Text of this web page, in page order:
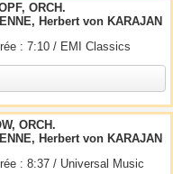
ORCH.
Herbert von KARAJAN
: 7:10 / EMI Classics
ORCH.
Herbert von KARAJAN
: 8:37 / Universal Music